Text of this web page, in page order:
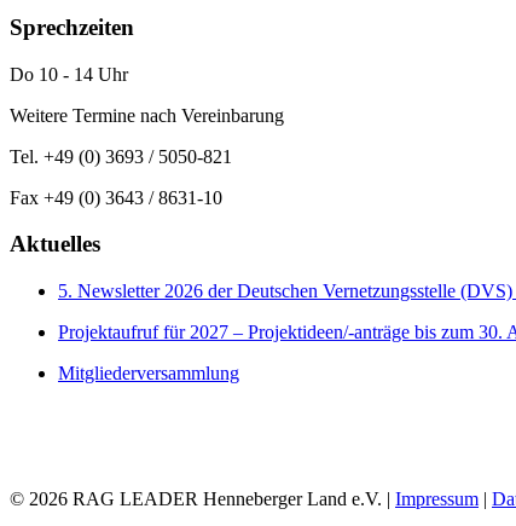
Sprechzeiten
Do 10 - 14 Uhr
Weitere Termine nach Vereinbarung
Tel. +49 (0) 3693 / 5050-821
Fax +49 (0) 3643 / 8631-10
Aktuelles
5. Newsletter 2026 der Deutschen Vernetzungsstelle (DVS)
Projektaufruf für 2027 – Projektideen/-anträge bis zum 30.
Mitgliederversammlung
© 2026 RAG LEADER Henneberger Land e.V. | Impressum |